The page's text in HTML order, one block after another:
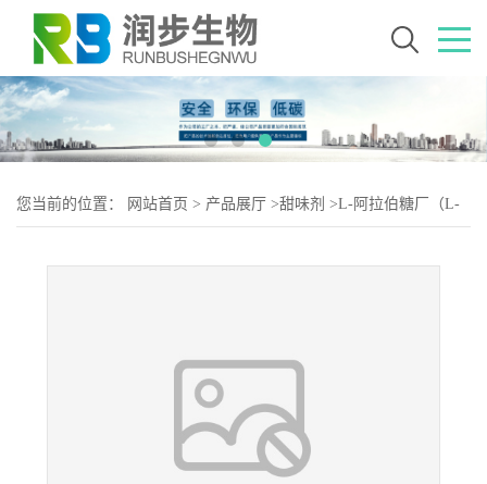
您当前的位置： 网站首页 > 产品展厅 >甜味剂 >L-阿拉伯糖厂（L-